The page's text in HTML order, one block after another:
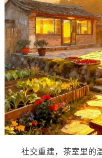
社交重建，茶室里的温